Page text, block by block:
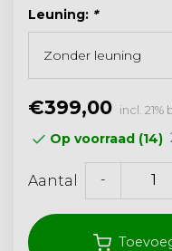
Leuning: *
€399,00 incl. 21%
Op voorraad (14)
Aantal -